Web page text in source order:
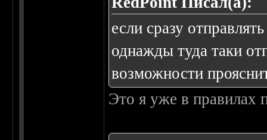
если сразу
однажды туда таки
возможности
Это я уже в правилах